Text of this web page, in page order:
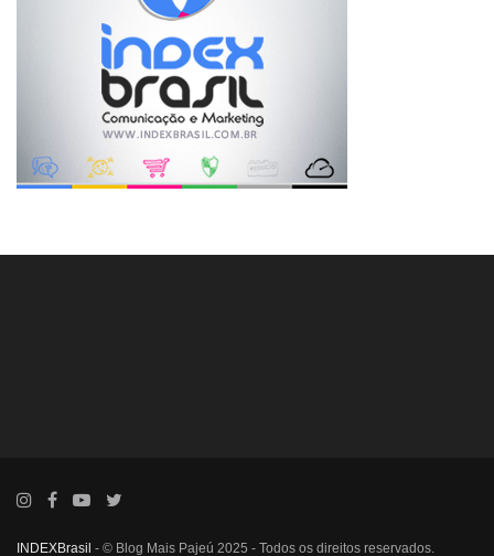
INDEXBrasil - © Blog Mais Pajeú 2025 - Todos os direitos reservados.